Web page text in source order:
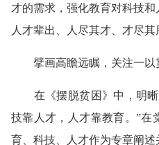
才的需求，强化教育对科技
人才辈出、人尽其才、才尽
擘画高瞻远瞩，关注一以
在《摆脱贫困》中，明晰
技靠人才，人才靠教育。”在
育、科技、人才作为专章阐述